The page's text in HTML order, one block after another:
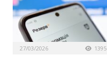
27/03/2026 1395